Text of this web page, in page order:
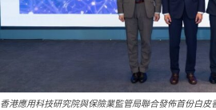
香港應用科技研究院與保險業監管局聯合發佈首份白